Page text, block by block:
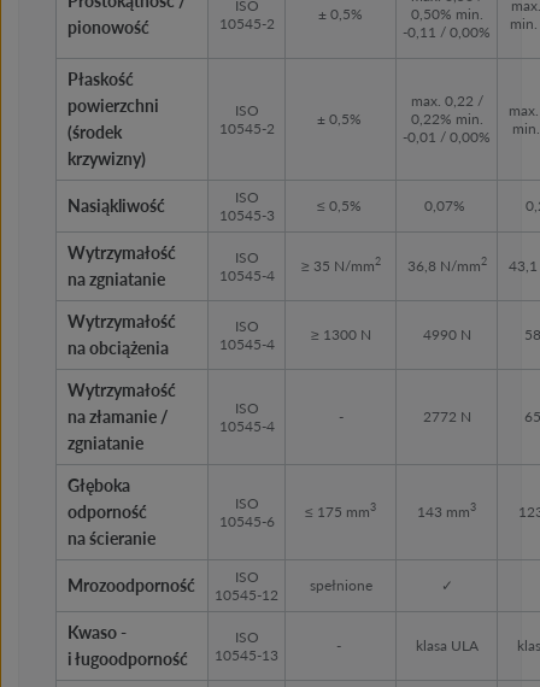
pionowość
ISO
10545-2
± 0,5%
0,50% min.
-0,11 / 0,00%
Płaskość
powierzchni
(środek
krzywizny)
ISO
10545-2
± 0,5%
max. 0,22 /
0,22% min.
-0,01 / 0,00%
Nasiąkliwość
ISO
10545-3
≤ 0,5% 0,07%
Wytrzymałość
na zgniatanie
ISO
10545-4
≥ 35 N/mm2 36,8 N/mm2
Wytrzymałość
na obciążenia
ISO
10545-4
≥ 1300 N 4990 N
Wytrzymałość
na złamanie /
zgniatanie
ISO
10545-4
- 2772 N
Głęboka
odporność
na ścieranie
ISO
10545-6
≤ 175 mm3 143 mm3
Mrozoodporność
ISO
10545-12
spełnione ✓
Kwaso -
i ługoodporność
ISO
10545-13
- klasa ULA